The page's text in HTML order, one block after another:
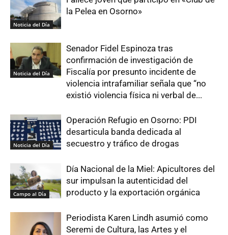
Noticia del Día
la Pelea en Osorno»
Noticia del Día
Senador Fidel Espinoza tras
confirmación de investigación de
Fiscalía por presunto incidente de
violencia intrafamiliar señala que “no
existió violencia física ni verbal de...
Noticia del Día
Operación Refugio en Osorno: PDI
desarticula banda dedicada al
secuestro y tráfico de drogas
Campo al Día
Día Nacional de la Miel: Apicultores del
sur impulsan la autenticidad del
producto y la exportación orgánica
Periodista Karen Lindh asumió como
Seremi de Cultura, las Artes y el